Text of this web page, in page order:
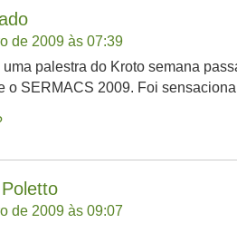
de 2009 às 07:39
palestra do Kroto semana
o SERMACS 2009. Foi
de 2009 às 09:07